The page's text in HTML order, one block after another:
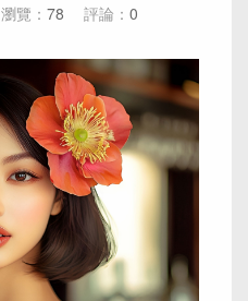
瀏覽： 78 評論： 0